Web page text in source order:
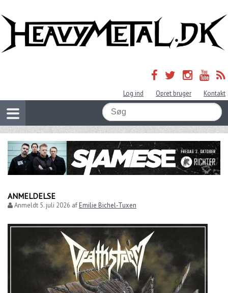
Log ind Opret bruger Kontakt
ANMELDELSE
Anmeldt 5. juli 2026 afEmilie Bichel-Tuxen